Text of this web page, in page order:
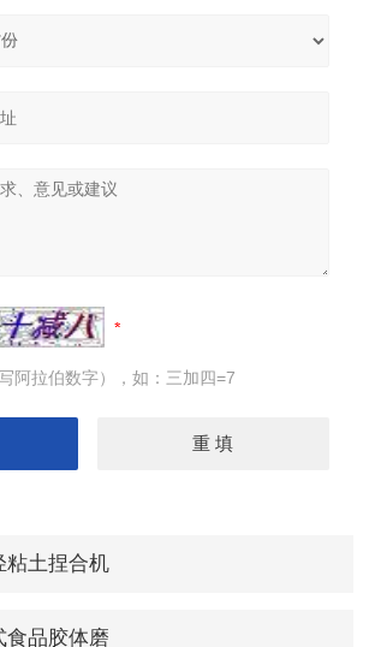
阿拉伯数字），如：三加四=7
粘土捏合机
食品胶体磨